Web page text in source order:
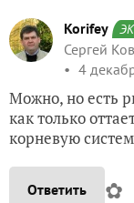
Korifey
Сергей
4
Можно, но есть
как только
корневую
Ответить ✿